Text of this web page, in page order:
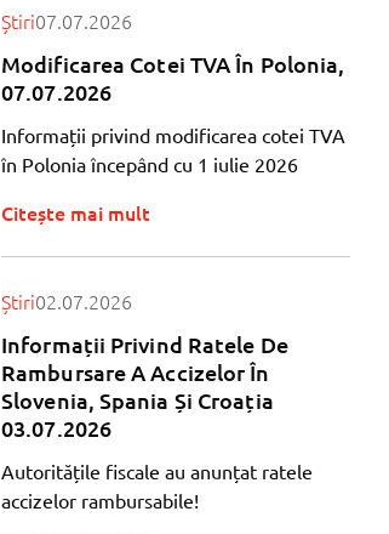
Știri07.07.2026
Modificarea Cotei TVA În Polonia,
07.07.2026
Informații privind modificarea cotei TVA
în Polonia începând cu 1 iulie 2026
Citește mai mult
Știri02.07.2026
Informații Privind Ratele De
Rambursare A Accizelor În
Slovenia, Spania Și Croația
03.07.2026
Autoritățile fiscale au anunțat ratele
accizelor rambursabile!